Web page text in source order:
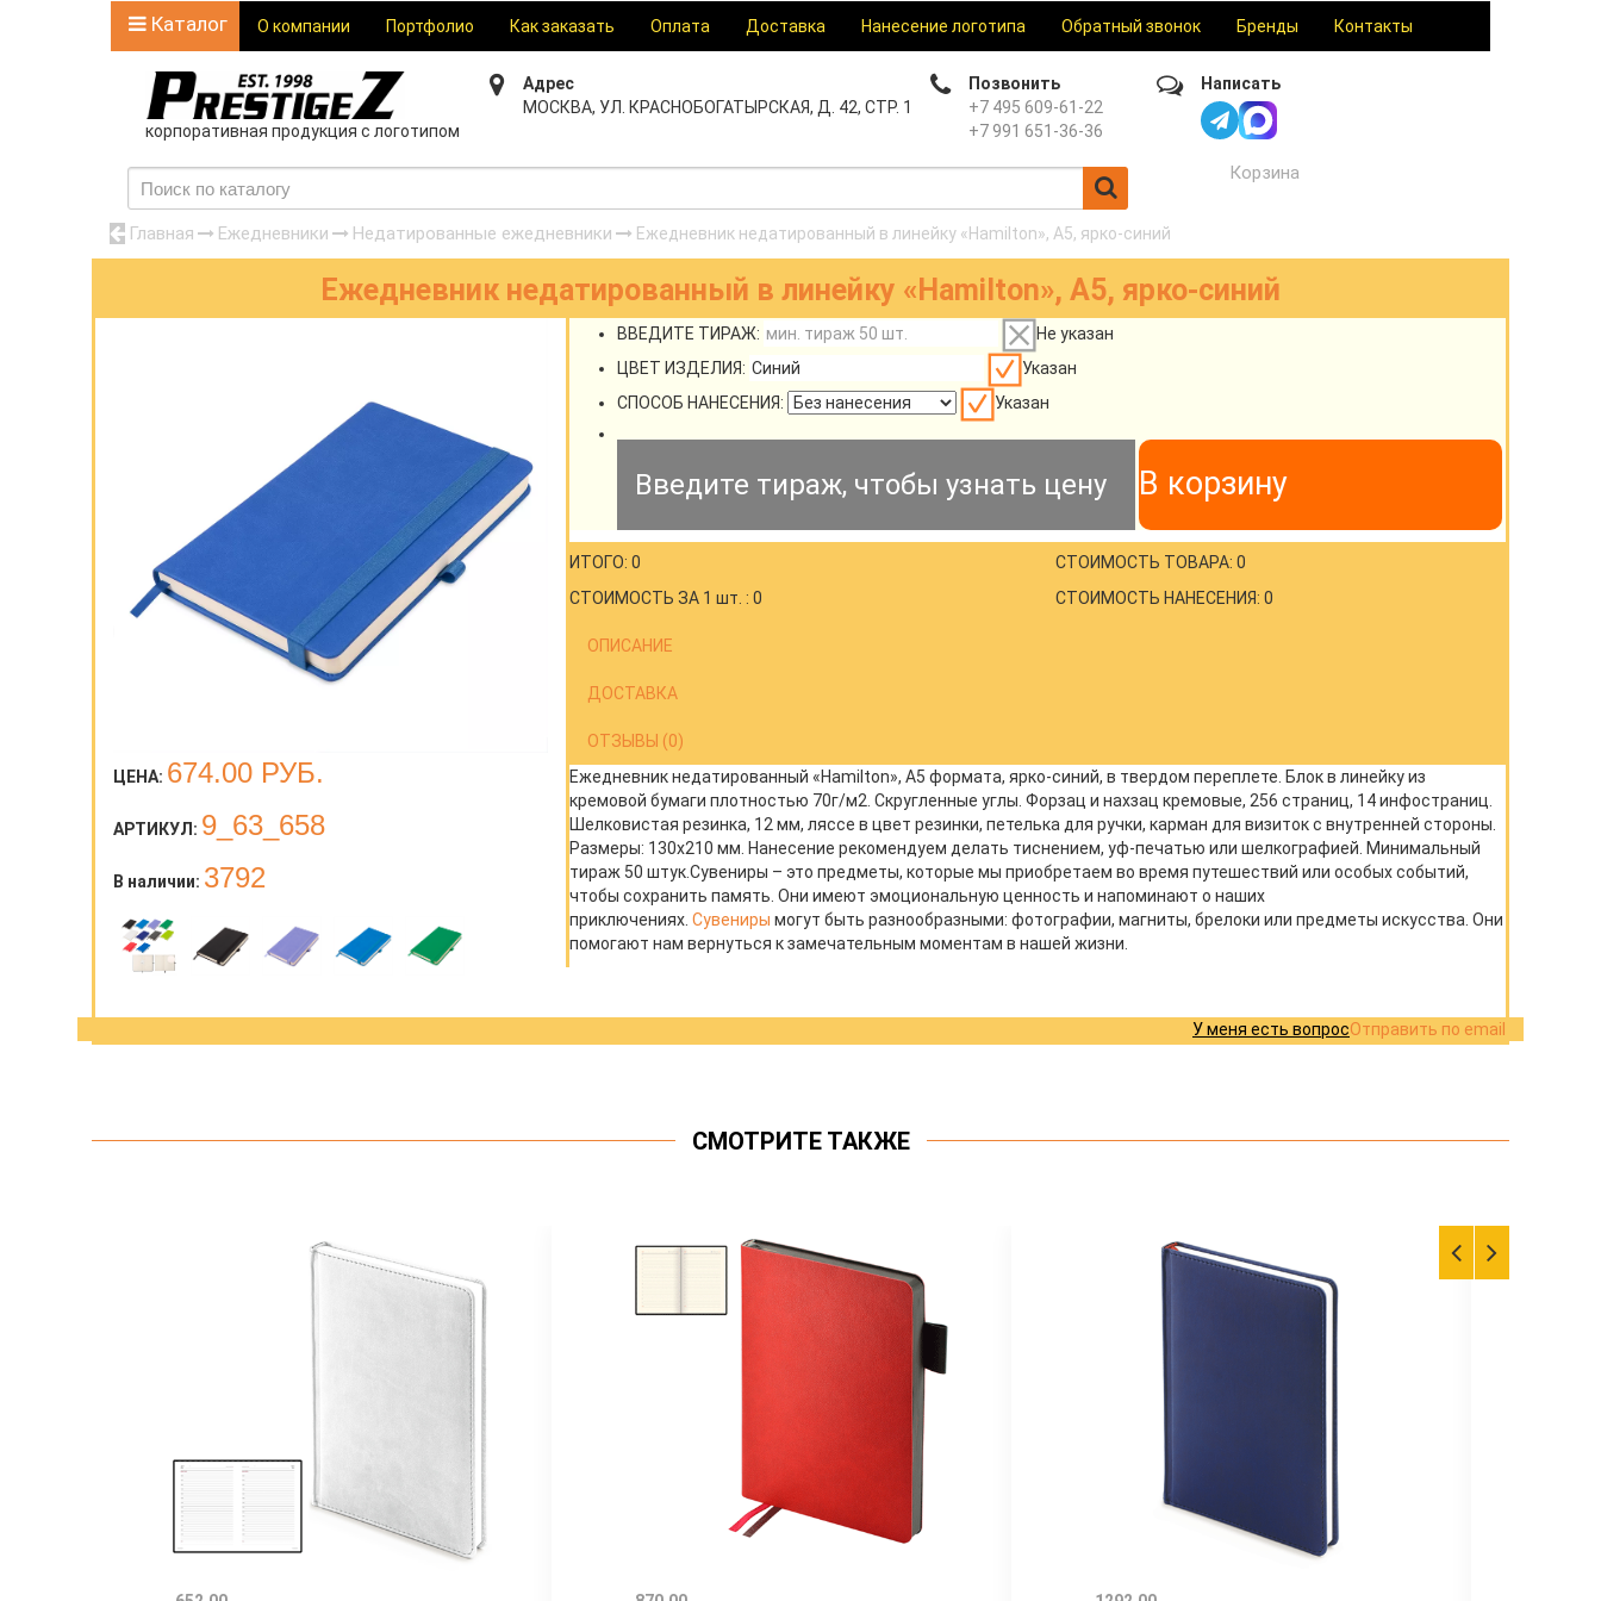
Каталог О компании Портфолио Как заказать Оплата Доставка Нанесение логотипа Обратный звонок Бренды Контакты
корпоративная продукция с логотипом
Адрес
МОСКВА, УЛ. КРАСНОБОГАТЫРСКАЯ, Д. 42, СТР. 1
Позвонить
+7 495 609-61-22
+7 991 651-36-36
Написать
Корзина
Главная Ежедневники Недатированные ежедневники Ежедневник недатированный в линейку «Hamilton», A5, ярко-синий
Ежедневник недатированный в линейку «Hamilton», A5, ярко-синий
ЦЕНА: 674.00 РУБ.
АРТИКУЛ: 9_63_658
В наличии: 3792
ВВЕДИТЕ ТИРАЖ:
Не указан
ЦВЕТ ИЗДЕЛИЯ:
Указан
СПОСОБ НАНЕСЕНИЯ:
Указан
Введите тираж, чтобы узнать цену В корзину
ИТОГО: 0
СТОИМОСТЬ ЗА 1 шт. : 0
СТОИМОСТЬ ТОВАРА: 0
СТОИМОСТЬ НАНЕСЕНИЯ: 0
ОПИСАНИЕ
ДОСТАВКА
ОТЗЫВЫ (0)
Ежедневник недатированный «Hamilton», A5 формата, ярко-синий, в твердом переплете. Блок в линейку из
кремовой бумаги плотностью 70г/м2. Скругленные углы. Форзац и нахзац кремовые, 256 страниц, 14 инфостраниц.
Шелковистая резинка, 12 мм, ляссе в цвет резинки, петелька для ручки, карман для визиток с внутренней стороны.
Размеры: 130x210 мм. Нанесение рекомендуем делать тиснением, уф-печатью или шелкографией. Минимальный
тираж 50 штук.Сувениры – это предметы, которые мы приобретаем во время путешествий или особых событий,
чтобы сохранить память. Они имеют эмоциональную ценность и напоминают о наших
приключениях. Сувениры могут быть разнообразными: фотографии, магниты, брелоки или предметы искусства. Они
помогают нам вернуться к замечательным моментам в нашей жизни.
Отправить по email
У меня есть вопрос
СМОТРИТЕ ТАКЖЕ